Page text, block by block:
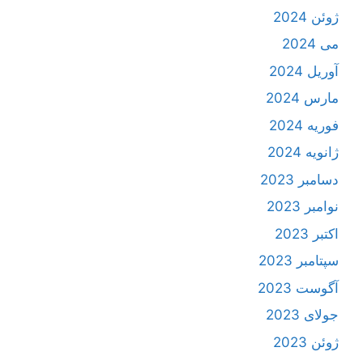
ژوئن 2024
می 2024
آوریل 2024
مارس 2024
فوریه 2024
ژانویه 2024
دسامبر 2023
نوامبر 2023
اکتبر 2023
سپتامبر 2023
آگوست 2023
جولای 2023
ژوئن 2023